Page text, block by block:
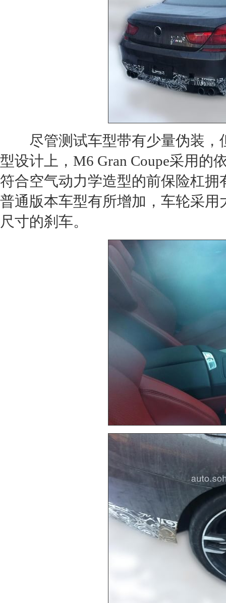
尽管测试车型带有少量伪装，
型设计上， M6 Gran Coupe采用的
符合空气动力学造型的前保险杠
普通版本车型有所增加，车轮采
尺寸的刹车。